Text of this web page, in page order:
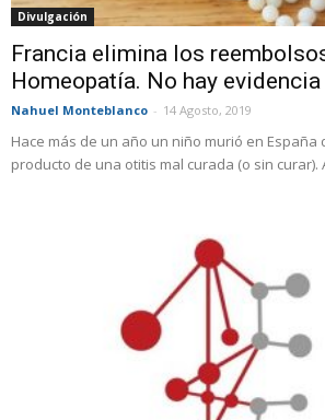
Divulgación
Francia elimina los
Homeopatía. No hay evidencia
Nahuel Monteblanco - 14 Agosto, 2019
Hace más de un año un niño murió en
producto de una otitis mal curada (o sin curar).